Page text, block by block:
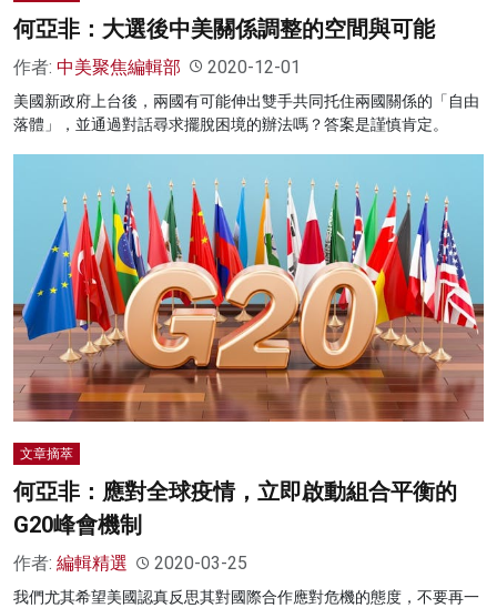
何亞非：大選後中美關係調整的空間與可能
作者: 中美聚焦編輯部 2020-12-01
美國新政府上台後，兩國有可能伸出雙手共同托住兩國關係的「自由
落體」，並通過對話尋求擺脫困境的辦法嗎？答案是謹慎肯定。
文章摘萃
何亞非：應對全球疫情，立即啟動組合平衡的
G20峰會機制
作者: 編輯精選 2020-03-25
我們尤其希望美國認真反思其對國際合作應對危機的態度，不要再一